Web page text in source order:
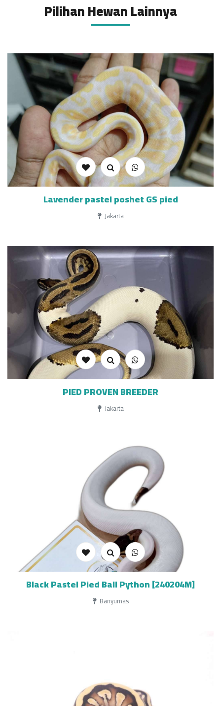
Pilihan Hewan Lainnya
Lavender pastel poshet GS pied
Jakarta
PIED PROVEN BREEDER
Jakarta
Black Pastel Pied Ball Python [240204M]
Banyumas